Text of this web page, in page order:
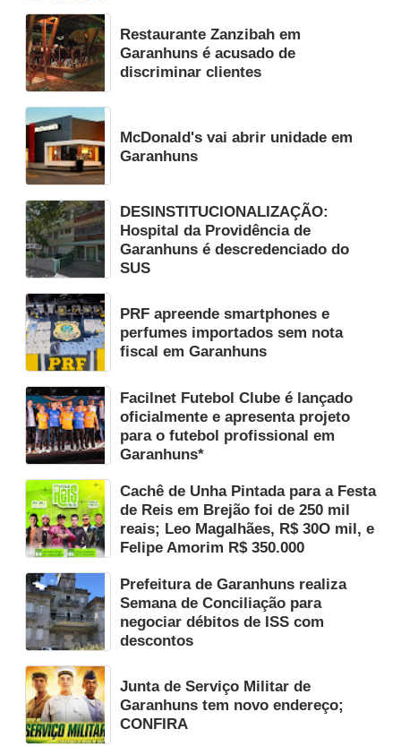
Restaurante Zanzibah em
Garanhuns é acusado de
discriminar clientes
McDonald's vai abrir unidade em
Garanhuns
DESINSTITUCIONALIZAÇÃO:
Hospital da Providência de
Garanhuns é descredenciado do
SUS
PRF apreende smartphones e
perfumes importados sem nota
fiscal em Garanhuns
Facilnet Futebol Clube é lançado
oficialmente e apresenta projeto
para o futebol profissional em
Garanhuns*
Cachê de Unha Pintada para a Festa
de Reis em Brejão foi de 250 mil
reais; Leo Magalhães, R$ 30O mil, e
Felipe Amorim R$ 350.000
Prefeitura de Garanhuns realiza
Semana de Conciliação para
negociar débitos de ISS com
descontos
Junta de Serviço Militar de
Garanhuns tem novo endereço;
CONFIRA